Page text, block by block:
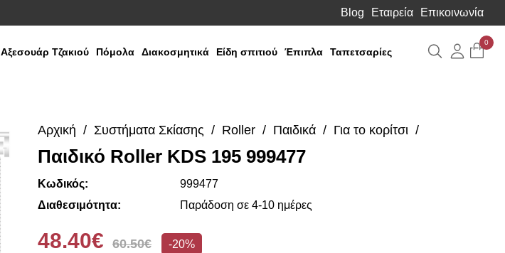
Blog Εταιρεία Επικοινωνία
Αξεσουάρ Τζακιού Πόμολα Διακοσμητικά Είδη σπιτιού Έπιπλα Ταπετσαρίες Αναζήτηση
0
Αρχική Συστήματα Σκίασης Roller Παιδικά Για το κορίτσι
Παιδικό Roller KDS 195 999477
Κωδικός:
999477
Διαθεσιμότητα:
Παράδοση σε 4-10 ημέρες
48.40€ 60.50€ -20%